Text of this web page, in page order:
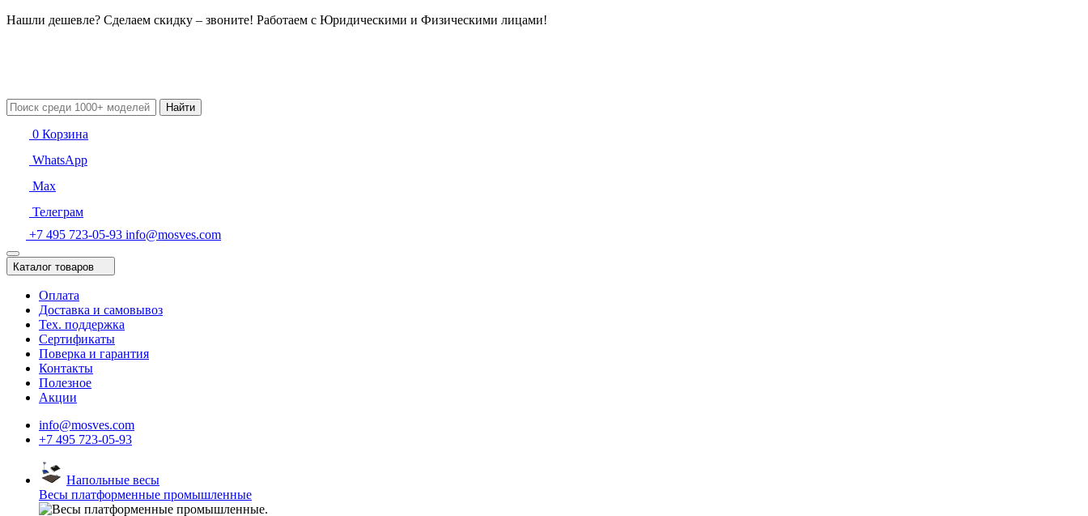
Нашли дешевле? Сделаем скидку – звоните! Работаем с Юридическими и Физическими лицами!
Найти
0 Корзина
WhatsApp
Max
Телеграм
+7 495 723-05-93 info@mosves.com
Каталог товаров
Оплата
Доставка и самовывоз
Тех. поддержка
Сертификаты
Поверка и гарантия
Контакты
Полезное
Акции
info@mosves.com
+7 495 723-05-93
Напольные весы
Весы платформенные промышленные